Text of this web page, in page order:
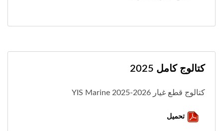
كتالوج كامل 2025
كتالوج قطع غيار YIS Marine 2025-2026
تحميل